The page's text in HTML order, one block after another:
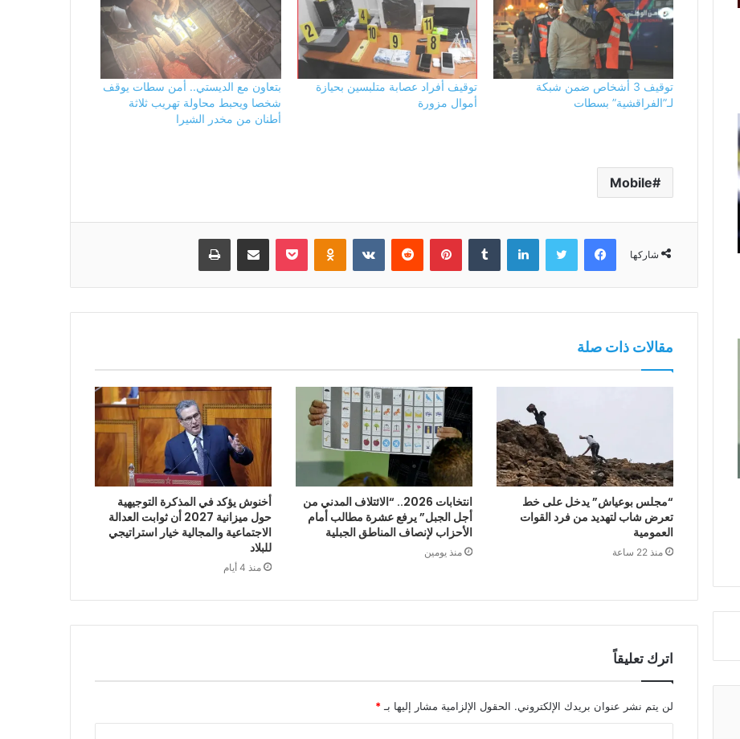
توقيف 3 أشخاص ضمن شبكة
لـ”الفراقشية” بسطات
توقيف أفراد عصابة متلبسين بحيازة
أموال مزورة
بتعاون مع الديستي.. أمن سطات يوقف
شخصا ويحبط محاولة تهريب ثلاثة
أطنان من مخدر الشيرا
Mobile
شاركها
فيسبوك تويتر لينكدإن بينتيريست Odnoklassniki
بوكيت مشاركة عبر البريد طباعة
مقالات ذات صلة
“مجلس بوعياش” يدخل على خط
تعرض شاب لتهديد من فرد القوات
العمومية
منذ 22 ساعة
انتخابات 2026.. “الائتلاف المدني من
أجل الجبل” يرفع عشرة مطالب أمام
الأحزاب لإنصاف المناطق الجبلية
منذ يومين
أخنوش يؤكد في المذكرة التوجيهية
حول ميزانية 2027 أن ثوابت العدالة
الاجتماعية والمجالية خيار استراتيجي
للبلاد
منذ 4 أيام
اترك تعليقاً
لن يتم نشر عنوان بريدك الإلكتروني. الحقول الإلزامية مشار إليها بـ*